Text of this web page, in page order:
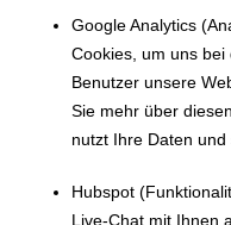
Google Analytics
Cookies, um uns
Benutzer unsere
Sie mehr über
nutzt Ihre Daten
Hubspot
Live-Chat mit Ihnen